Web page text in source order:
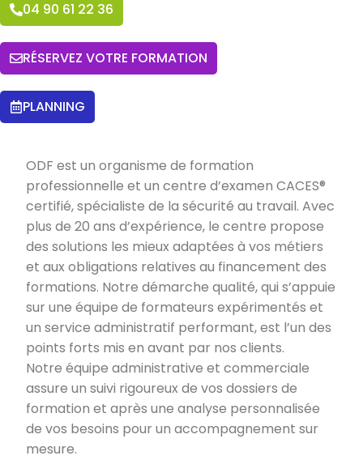
04 90 61 22 36
RÉSERVEZ VOTRE FORMATION
PLANNING
ODF est un organisme de formation
professionnelle et un centre d’examen CACES®
certifié, spécialiste de la sécurité au travail. Avec
plus de 20 ans d’expérience, le centre propose
des solutions les mieux adaptées à vos métiers
et aux obligations relatives au financement des
formations. Notre démarche qualité, qui s’appuie
sur une équipe de formateurs expérimentés et
un service administratif performant, est l’un des
points forts mis en avant par nos clients.
Notre équipe administrative et commerciale
assure un suivi rigoureux de vos dossiers de
formation et après une analyse personnalisée
de vos besoins pour un accompagnement sur
mesure.